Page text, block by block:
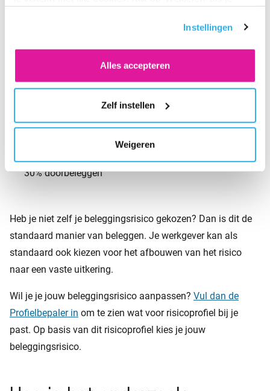
vind je meer informatie. Je kunt altijd je toestemming
Instellingen
Alles accepteren
Zelf instellen
Weigeren
manier van beleggen past bij de gemiddelde risicohouding
van onze deelnemers:
30% doorbeleggen
Heb je niet zelf je beleggingsrisico gekozen? Dan is dit de
standaard manier van beleggen. Je werkgever kan als
standaard ook kiezen voor het afbouwen van het risico
naar een vaste uitkering.
Wil je je jouw beleggingsrisico aanpassen? Vul dan de
Profielbepaler in om te zien wat voor risicoprofiel bij je
past. Op basis van dit risicoprofiel kies je jouw
beleggingsrisico.